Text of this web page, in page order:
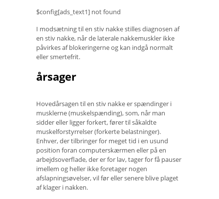
$config[ads_text1] not found
I modsætning til en stiv nakke stilles diagnosen af ​​
en stiv nakke, når de laterale nakkemuskler ikke
påvirkes af blokeringerne og kan indgå normalt
eller smertefrit.
årsager
Hovedårsagen til en stiv nakke er spændinger i
musklerne (muskelspænding), som, når man
sidder eller ligger forkert, fører til såkaldte
muskelforstyrrelser (forkerte belastninger).
Enhver, der tilbringer for meget tid i en usund
position foran computerskærmen eller på en
arbejdsoverflade, der er for lav, tager for få pauser
imellem og heller ikke foretager nogen
afslapningsøvelser, vil før eller senere blive plaget
af klager i nakken.